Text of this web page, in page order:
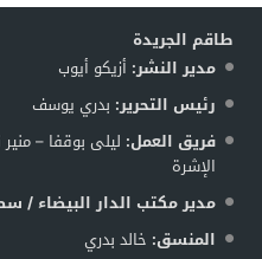
طاقم الجريدة
مدير النشر: أزيكو أيوب
رئيس التحرير: بدري يوسف
فريق العمل: ليلى بوقفا –
الإشرة
مدير مكتب الدار البيضاء /
المنسق: خالد بدري